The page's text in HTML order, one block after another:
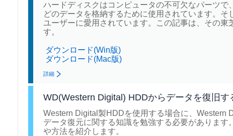
ハードディスクはコンピュータの不可欠なパーツ
どのデータを格納するために使用されています。
ユーザーに愛用されています。この記事は、その
す。
ダウンロード(Win版)
ダウンロード(Mac版)
詳細
WD(Western Digital) HDDからデータを復旧す
Western Digital製HDDを使用する場合に、Western
データ復元に関する知識を勉強する必要がありま
や方法を紹介します。